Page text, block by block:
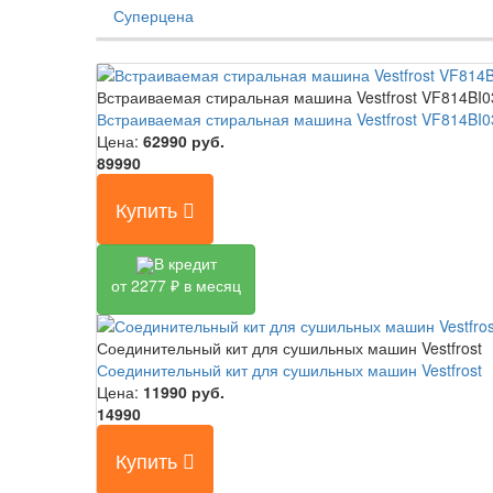
Суперцена
Встраиваемая стиральная машина Vestfrost
Встраиваемая стиральная машина Vestfrost
Цена: 62990 руб.
89990
Купить
В кредит
от 2277 ₽ в месяц
Соединительный кит для сушильных машин Vestfrost
Соединительный кит для сушильных машин Vestfrost
Цена: 11990 руб.
14990
Купить